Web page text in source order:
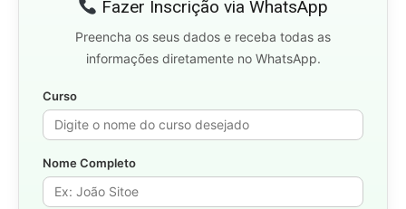
Fazer Inscrição via WhatsApp
Preencha os seus dados e receba todas as
informações diretamente no WhatsApp.
Curso
Nome Completo